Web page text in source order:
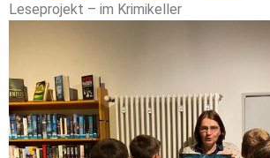
Leseprojekt – im Krimikeller